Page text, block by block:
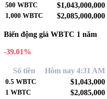
500 WBTC $1,043,000,000
1,000 WBTC $2,085,000,000
Biến động giá WBTC 1 năm
-39.01%
Số tiền Hôm nay 4:31 AM
0.5 WBTC $1,043,000
1 WBTC $2,085,000